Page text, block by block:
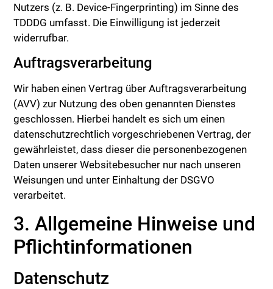
Nutzers (z. B. Device-Fingerprinting) im Sinne des
TDDDG umfasst. Die Einwilligung ist jederzeit
widerrufbar.
Auftragsverarbeitung
Wir haben einen Vertrag über Auftragsverarbeitung
(AVV) zur Nutzung des oben genannten Dienstes
geschlossen. Hierbei handelt es sich um einen
datenschutzrechtlich vorgeschriebenen Vertrag, der
gewährleistet, dass dieser die personenbezogenen
Daten unserer Websitebesucher nur nach unseren
Weisungen und unter Einhaltung der DSGVO
verarbeitet.
3. Allgemeine Hinweise und
Pflicht­informationen
Datenschutz